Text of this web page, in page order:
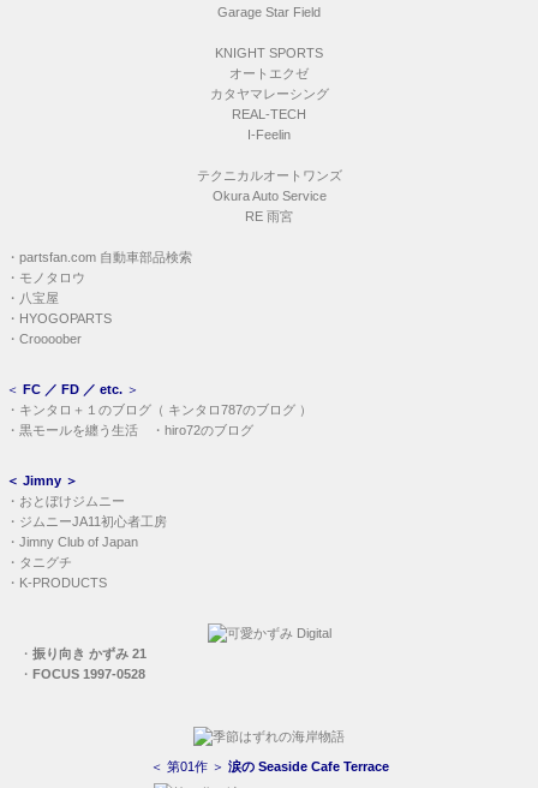
Garage Star Field
KNIGHT SPORTS
オートエクゼ
カタヤマレーシング
REAL-TECH
I-Feelin
テクニカルオートワンズ
Okura Auto Service
RE 雨宮
・ partsfan.com 自動車部品検索
・ モノタロウ
・ 八宝屋
・ HYOGOPARTS
・ Croooober
＜ FC ／ FD ／ etc. ＞
・ キンタロ＋１のブログ （ キンタロ787のブログ ）
・ 黒モールを纏う生活 ・ hiro72のブログ
＜ Jimny ＞
・ おとぼけジムニー
・ ジムニーJA11初心者工房
・ Jimny Club of Japan
・ タニグチ
・ K-PRODUCTS
・ 振り向き かずみ 21
・ FOCUS 1997-0528
＜ 第01作 ＞ 涙の Seaside Cafe Terrace